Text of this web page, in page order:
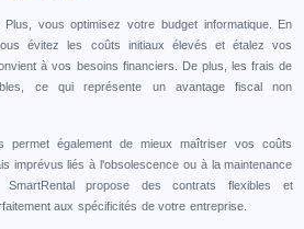
vous optimisez votre budget informatique. En
évitez les coûts initiaux élevés et étalez vos
à vos besoins financiers. De plus, les frais de
ce qui représente un avantage fiscal non
permet également de mieux maîtriser vos coûts
imprévus liés à l'obsolescence ou à la maintenance
propose des contrats flexibles et
aux spécificités de votre entreprise.